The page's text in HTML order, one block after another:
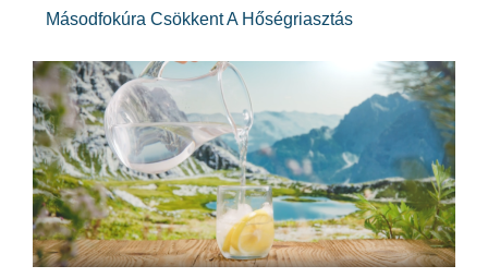
Másodfokúra Csökkent A Hőségriasztás